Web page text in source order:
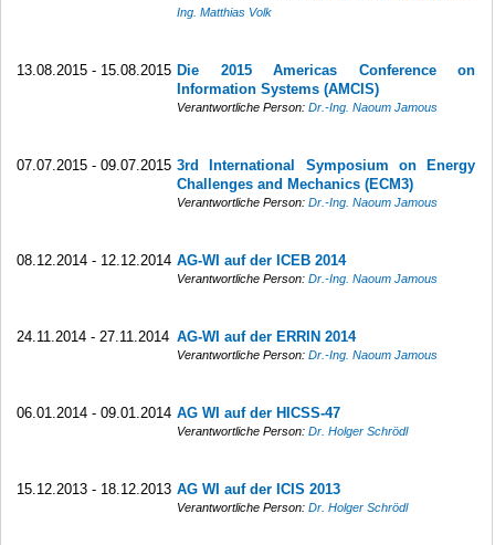
Ing. Matthias Volk
13.08.2015 - 15.08.2015 Die 2015 Americas Conference on
Information Systems (AMCIS)
Verantwortliche Person:Dr.-Ing. Naoum Jamous
07.07.2015 - 09.07.2015 3rd International Symposium on Energy
Challenges and Mechanics (ECM3)
Verantwortliche Person:Dr.-Ing. Naoum Jamous
08.12.2014 - 12.12.2014 AG-WI auf der ICEB 2014
Verantwortliche Person:Dr.-Ing. Naoum Jamous
24.11.2014 - 27.11.2014 AG-WI auf der ERRIN 2014
Verantwortliche Person:Dr.-Ing. Naoum Jamous
06.01.2014 - 09.01.2014 AG WI auf der HICSS-47
Verantwortliche Person:Dr. Holger Schrödl
15.12.2013 - 18.12.2013 AG WI auf der ICIS 2013
Verantwortliche Person:Dr. Holger Schrödl